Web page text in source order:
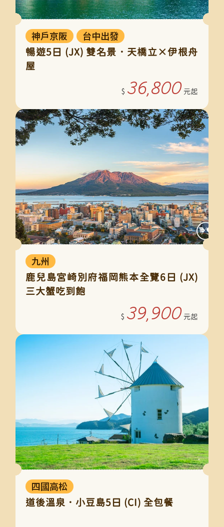
暢遊5日 (JX) 雙名景．天橋立×伊根舟
屋
神戶京阪 台中出發
36,800
鹿兒島宮崎別府福岡熊本全覽6日 (JX)
三大蟹吃到飽
九州
39,900
道後溫泉．小豆島5日 (CI) 全包餐
四國高松